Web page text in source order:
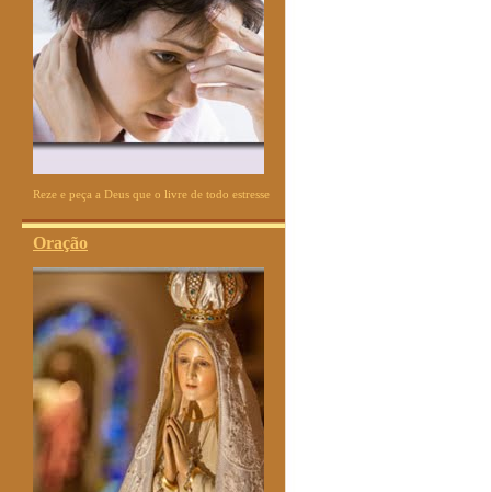
Reze e peça a Deus que o livre de todo estresse
Oração